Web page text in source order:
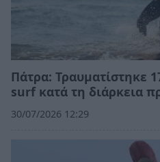
Πάτρα: Τραυματίστηκε
surf κατά τη διάρκεια
30/07/2026 12:29